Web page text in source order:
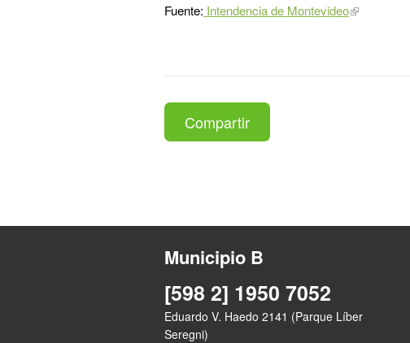
Fuente: Intendencia de Montevideo
Compartir
Municipio B
[598 2] 1950 7052
Eduardo V. Haedo 2141 (Parque Líber
Seregni)